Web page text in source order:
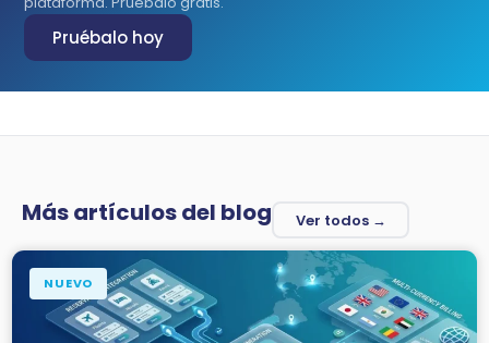
Pruébalo hoy
Más artículos del blog Ver todos →
NUEVO